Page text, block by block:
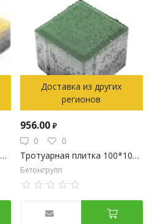
Тротуарная плитка 300*200*80 серия "Кирпич", на белом цементе, песчаник
Доставка из других
регионов
956.00 ₽
0
0
Тротуарная плитка 100*100*80 серия "Квадрат", зелёный
Бетонгрупп